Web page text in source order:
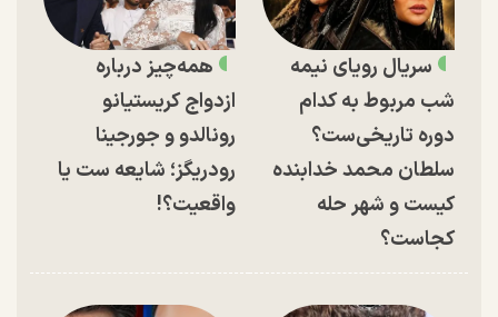
سریال رویای نیمه
شب مربوط به کدام
دوره تاریخی‌ست؟
سلطان محمد خدابنده
کیست و شهر حله
کجاست؟
همه‌چیز درباره
ازدواج کریستیانو
رونالدو و جورجینا
رودریگز؛ شایعه ست یا
واقعیت؟!